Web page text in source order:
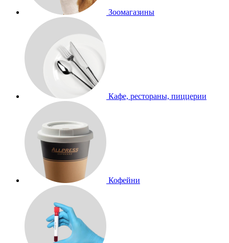
Зоомагазины
Кафе, рестораны, пиццерии
Кофейни